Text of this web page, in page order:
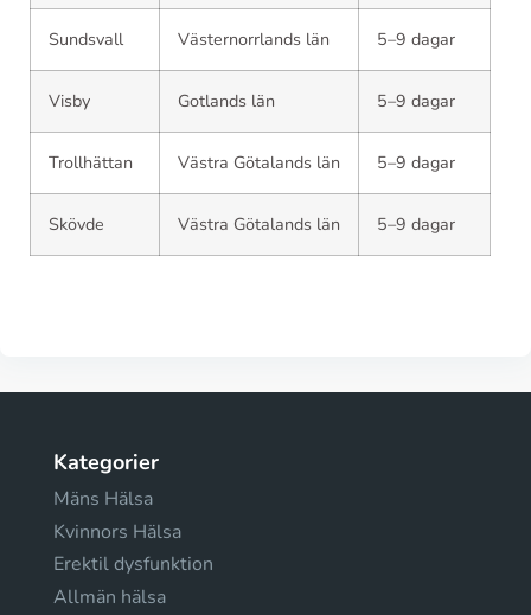
Sundsvall Västernorrlands län 5–9 dagar
Visby Gotlands län 5–9 dagar
Trollhättan Västra Götalands län 5–9 dagar
Skövde Västra Götalands län 5–9 dagar
Kategorier
Mäns Hälsa
Kvinnors Hälsa
Erektil dysfunktion
Allmän hälsa